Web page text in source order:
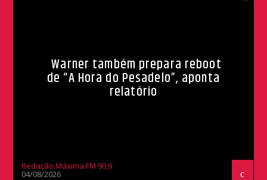
Warner também prepara reboot
de “A Hora do Pesadelo”, aponta
relatório
Redação Máxima FM 90,9
04/08/2026